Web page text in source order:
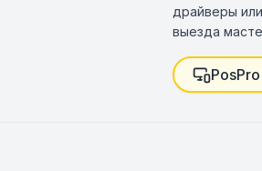
драйверы
выезда